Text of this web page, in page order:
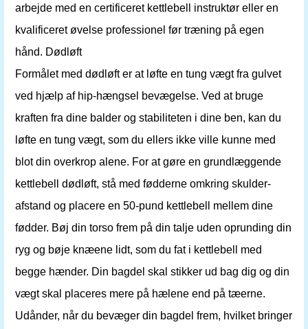
arbejde med en certificeret kettlebell instruktør eller en
kvalificeret øvelse professionel før træning på egen
hånd. Dødløft
Formålet med dødløft er at løfte en tung vægt fra gulvet
ved hjælp af hip-hængsel bevægelse. Ved at bruge
kraften fra dine balder og stabiliteten i dine ben, kan du
løfte en tung vægt, som du ellers ikke ville kunne med
blot din overkrop alene. For at gøre en grundlæggende
kettlebell dødløft, stå med fødderne omkring skulder-
afstand og placere en 50-pund kettlebell mellem dine
fødder. Bøj din torso frem på din talje uden oprunding din
ryg og bøje knæene lidt, som du fat i kettlebell med
begge hænder. Din bagdel skal stikker ud bag dig og din
vægt skal placeres mere på hælene end på tæerne.
Udånder, når du bevæger din bagdel frem, hvilket bringer